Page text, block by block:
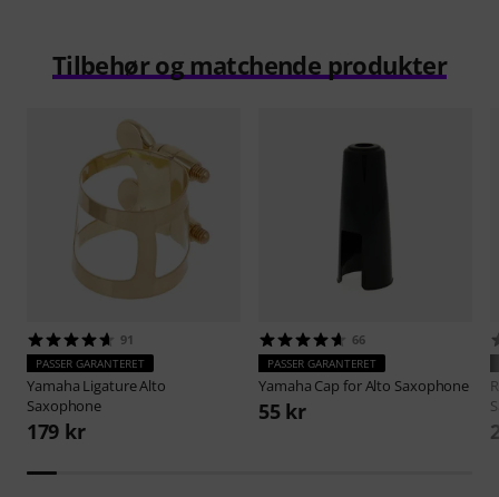
Tilbehør og matchende produkter
91
PASSER GARANTERET
Yamaha Ligature Alto
Saxophone
179 kr
66
PASSER GARANTERET
Yamaha Cap for Alto Saxophone
55 kr